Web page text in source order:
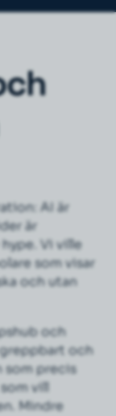
AI är
är
Vi ville
som visar
och utan
och
och
som precis
vill
Mindre